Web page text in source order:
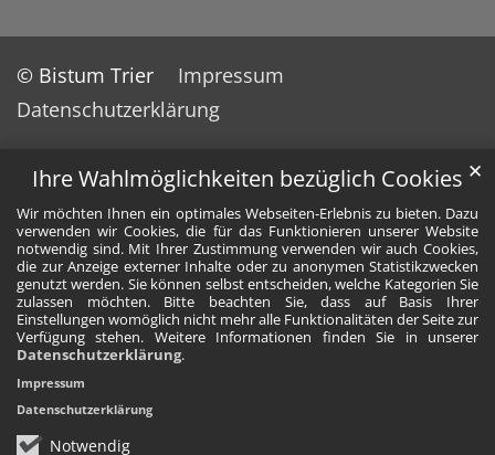
Ihre Wahlmöglichkeiten bezüglich Cookies
Wir möchten Ihnen ein optimales Webseiten-Erlebnis zu bieten. Dazu
verwenden wir Cookies, die für das Funktionieren unserer Website
notwendig sind. Mit Ihrer Zustimmung verwenden wir auch Cookies,
die zur Anzeige externer Inhalte oder zu anonymen Statistikzwecken
genutzt werden. Sie können selbst entscheiden, welche Kategorien Sie
zulassen möchten. Bitte beachten Sie, dass auf Basis Ihrer
Einstellungen womöglich nicht mehr alle Funktionalitäten der Seite zur
Verfügung stehen. Weitere Informationen finden Sie in unserer
Datenschutzerklärung.
Notwendig
✕
Impressum
Datenschutzerklärung
© Bistum Trier
Impressum
Datenschutzerklärung